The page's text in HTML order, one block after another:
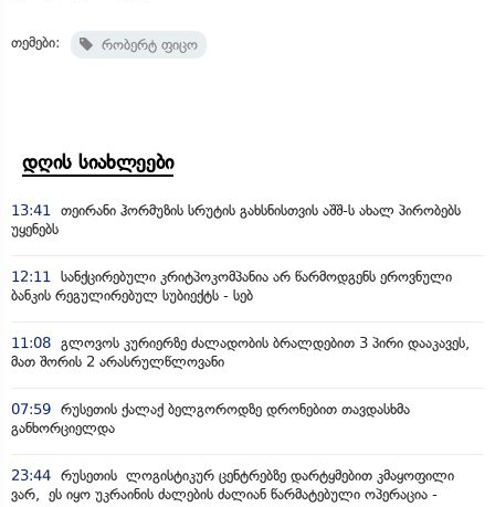
თემები: რობერტ ფიცო
დღის სიახლეები
13:41
თეირანი ჰორმუზის სრუტის გახსნისთვის აშშ-ს ახალ პირობებს
უყენებს
12:11
სანქცირებული კრიტპოკომპანია არ წარმოდგენს ეროვნული
ბანკის რეგულირებულ სუბიექტს - სებ
11:08 გლოვოს კურიერზე ძალადობის ბრალდებით 3 პირი დააკავეს,
მათ შორის 2 არასრულწლოვანი
07:59 რუსეთის ქალაქ ბელგოროდზე დრონებით თავდასხმა
განხორციელდა
23:44 რუსეთის ლოგისტიკურ ცენტრებზე დარტყმებით კმაყოფილი
ვარ, ეს იყო უკრაინის ძალების ძალიან წარმატებული ოპერაცია -